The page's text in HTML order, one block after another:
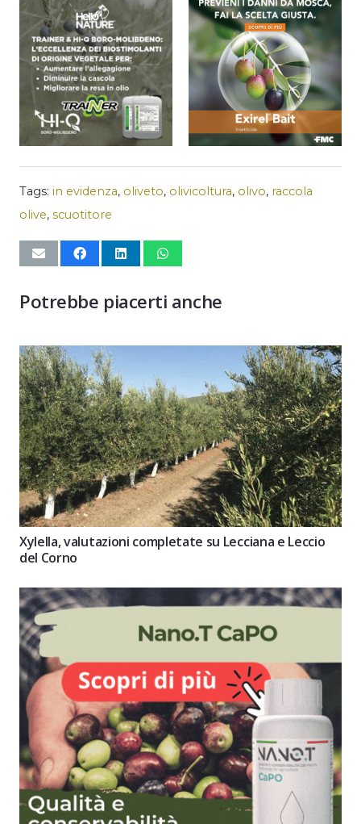
Tags: in evidenza, oliveto, olivicoltura, olivo, raccola
olive, scuotitore
Potrebbe piacerti anche
Xylella, valutazioni completate su Lecciana e Leccio
del Corno